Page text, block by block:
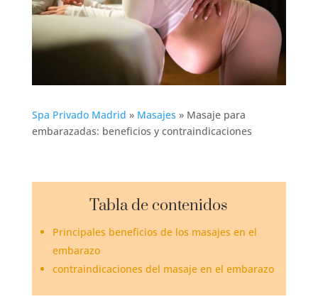
Spa Privado Madrid » Masajes » Masaje para
embarazadas: beneficios y contraindicaciones
Tabla de contenidos
Principales beneficios de los masajes en el
embarazo
contraindicaciones del masaje en el embarazo